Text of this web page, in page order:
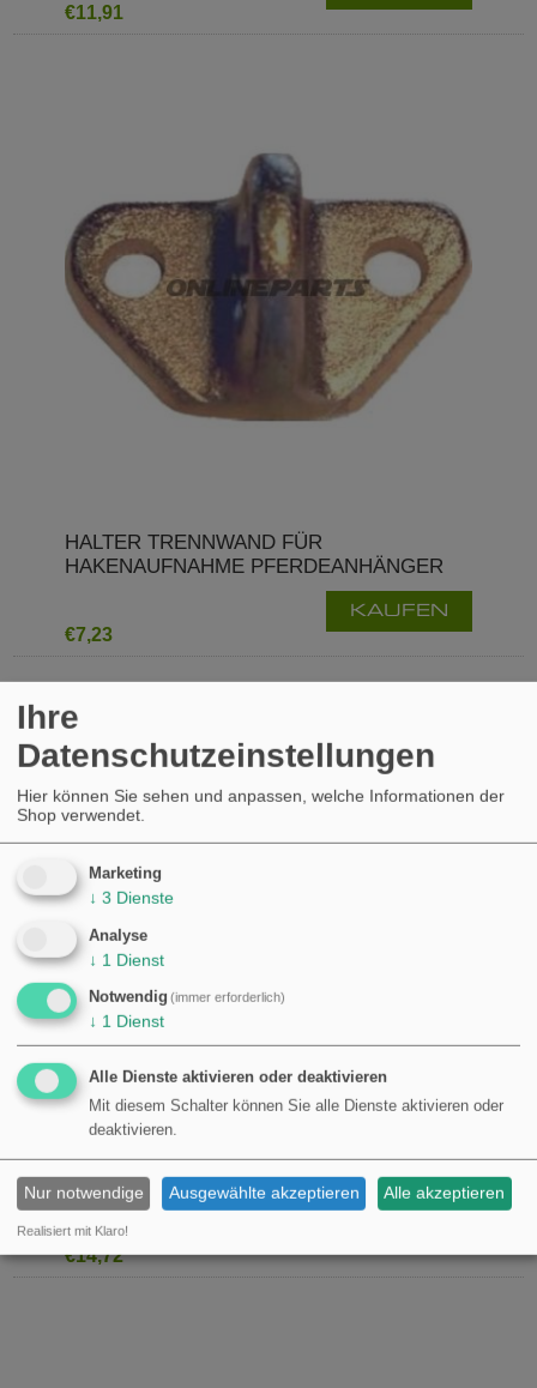
€11,91
HALTER TRENNWAND FÜR
HAKENAUFNAHME PFERDEANHÄNGER
€7,23
KAUFEN
ANBINDEGRIFF VERZINKT M
ZAPFENAUFNAHME
€14,72
Ihre
Datenschutzeinstellungen
Hier können Sie sehen und anpassen, welche Informationen der
Shop verwendet.
Marketing
↓ 3 Dienste
Analyse
↓ 1 Dienst
Notwendig (immer erforderlich)
↓ 1 Dienst
Alle Dienste aktivieren oder deaktivieren
Mit diesem Schalter können Sie alle Dienste aktivieren oder
deaktivieren.
Nur notwendige Ausgewählte akzeptieren Alle akzeptieren
Realisiert mit Klaro!